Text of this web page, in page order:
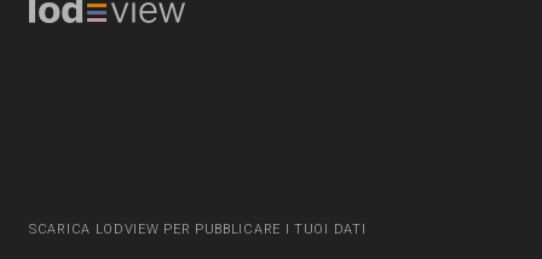
SCARICA LODVIEW PER PUBBLICARE I TUOI DATI